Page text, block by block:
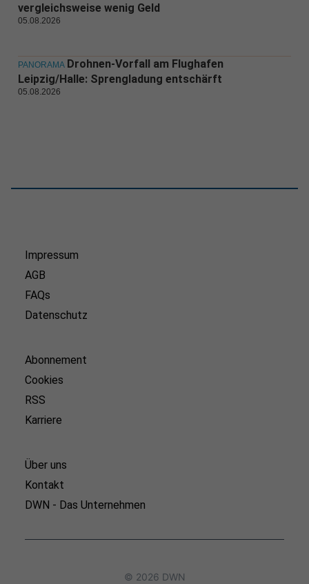
vergleichsweise wenig Geld
05.08.2026
PANORAMA Drohnen-Vorfall am Flughafen
Leipzig/Halle: Sprengladung entschärft
05.08.2026
Impressum
AGB
FAQs
Datenschutz
Abonnement
Cookies
RSS
Karriere
Über uns
Kontakt
DWN - Das Unternehmen
© 2026 DWN